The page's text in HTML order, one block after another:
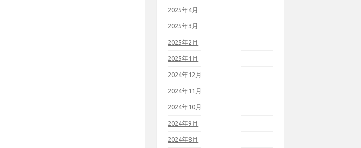
2025年4月
2025年3月
2025年2月
2025年1月
2024年12月
2024年11月
2024年10月
2024年9月
2024年8月